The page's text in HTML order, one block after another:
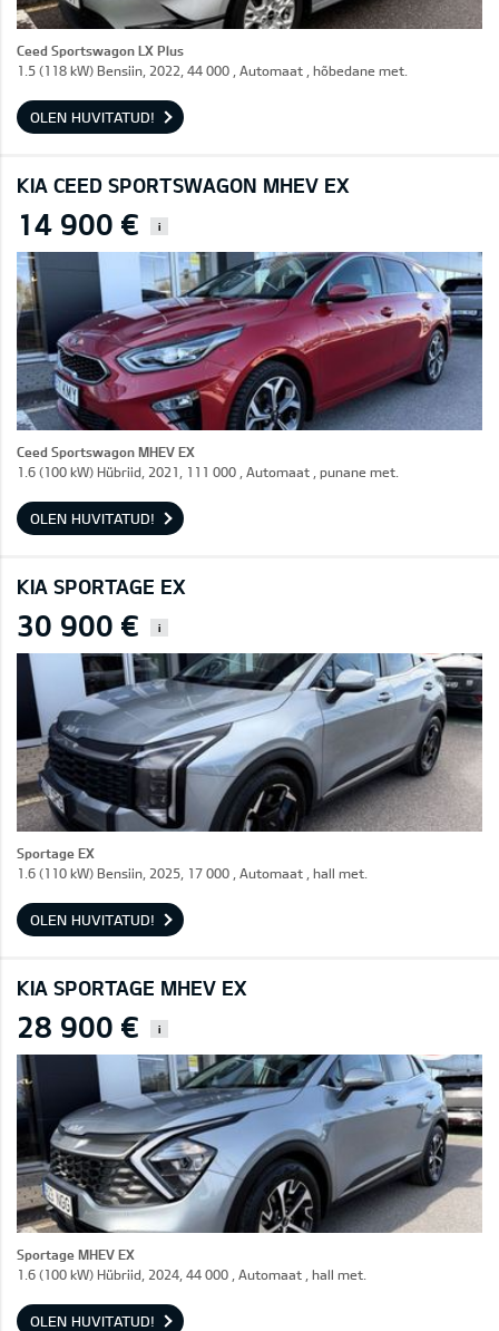
Ceed Sportswagon LX Plus
1.5 (118 kW) Bensiin, 2022, 44 000 , Automaat , hõbedane met.
OLEN HUVITATUD!
KIA CEED SPORTSWAGON MHEV EX
14 900 € i
Ceed Sportswagon MHEV EX
1.6 (100 kW) Hübriid, 2021, 111 000 , Automaat , punane met.
OLEN HUVITATUD!
KIA SPORTAGE EX
30 900 € i
Sportage EX
1.6 (110 kW) Bensiin, 2025, 17 000 , Automaat , hall met.
OLEN HUVITATUD!
KIA SPORTAGE MHEV EX
28 900 € i
Sportage MHEV EX
1.6 (100 kW) Hübriid, 2024, 44 000 , Automaat , hall met.
OLEN HUVITATUD!